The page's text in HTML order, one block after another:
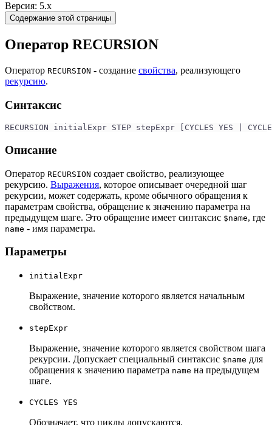
Версия: 5.x
Содержание этой страницы
Оператор RECURSION
Оператор RECURSION - создание свойства, реализующего
рекурсию.
Синтаксис
RECURSION initialExpr STEP stepExpr [CYCLES YES |
Описание
Оператор RECURSION создает свойство, реализующее
рекурсию. Выражения, которое описывает очередной шаг
рекурсии, может содержать, кроме обычного обращения к
параметрам свойства, обращение к значению параметра на
предыдущем шаге. Это обращение имеет синтаксис $name, где
name - имя параметра.
Параметры
initialExpr
Выражение, значение которого является начальным
свойством.
stepExpr
Выражение, значение которого является свойством шага
рекурсии. Допускает специальный синтаксис $name для
обращения к значению параметра name на предыдущем
шаге.
CYCLES YES
Обозначает, что циклы допускаются.